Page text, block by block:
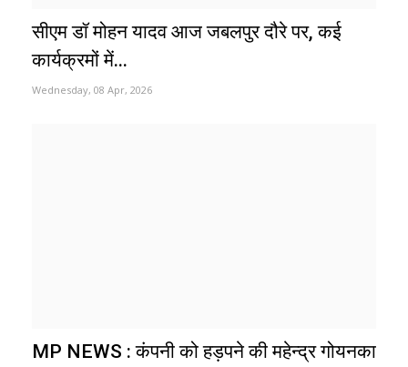
सीएम डॉ मोहन यादव आज जबलपुर दौरे पर, कई
कार्यक्रमों में...
Wednesday, 08 Apr, 2026
MP NEWS : कंपनी को हड़पने की महेन्द्र गोयनका